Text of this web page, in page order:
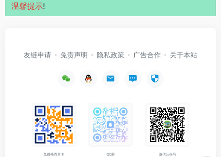
温馨提示!
友链申请 免责声明 隐私政策 广告合作 关于本站
免费领流量卡 QQ群 微信公众号